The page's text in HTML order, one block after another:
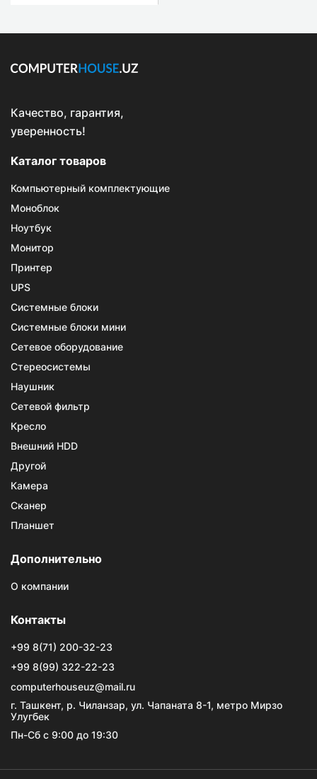
Качество, гарантия,
уверенность!
Каталог товаров
Компьютерный комплектующие
Моноблок
Ноутбук
Монитор
Принтер
UPS
Системные блоки
Системные блоки мини
Сетевое оборудование
Стереосистемы
Наушник
Сетевой фильтр
Кресло
Внешний HDD
Другой
Камера
Сканер
Планшет
Дополнительно
О компании
Контакты
+99 8(71) 200-32-23
+99 8(99) 322-22-23
computerhouseuz@mail.ru
г. Ташкент, р. Чиланзар, ул. Чапаната 8-1, метро Мирзо
Улугбек
Пн-Сб с 9:00 до 19:30